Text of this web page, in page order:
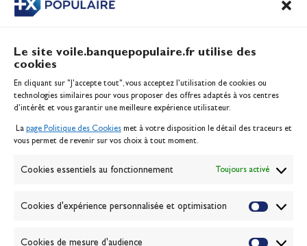
Le site voile.banquepopulaire.fr utilise des
cookies
En cliquant sur "J'accepte tout", vous acceptez l’utilisation de cookies ou
technologies similaires pour vous proposer des offres adaptés à vos centres
d’intérêt et vous garantir une meilleure expérience utilisateur.
La page Politique des Cookies met à votre disposition le détail des traceurs et
vous permet de revenir sur vos choix à tout moment.
Cookies essentiels au fonctionnement Toujours activé
Cookies d'expérience personnalisée et optimisation
Cookies de mesure d'audience
Inscription serveur média
Contact
Politique des cookies
Banque de la voile
Passion Voile TV